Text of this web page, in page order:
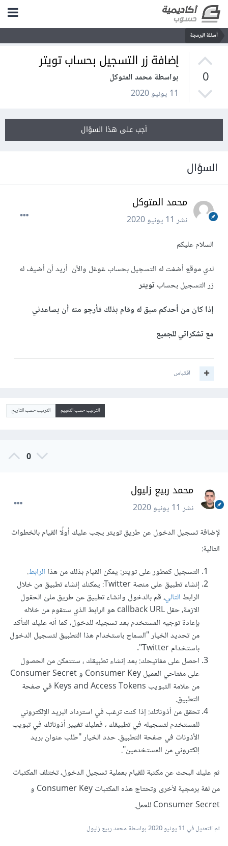
أسئلة البرمجة
0
إضافة زر التسجيل بحساب تويتر
بواسطة محمد المتوكل
11 يونيو 2020
أجب على هذا السؤال
السؤال
محمد المتوكل
نشر11 يونيو 2020
السلام عليكم
لدي موقع أضفت له التسجيل بحساب غوغل والآن أريد أن أضيف له
زر التسجيل بحساب تويتر
إذا كان من أحدكم سبق له وقام بذلك فأرجو منه أن يساعدني
مع تشكراتي للجميع
اقتباس
الترتيب حسب التقييم الترتيب حسب التاريخ
0
محمد ربيع زليول
نشر11 يونيو 2020
لإضافة تسجيل الدخول عن طريق تويتر يجب عليك أولًا القيام بالخطوات
التالية:
التسجيل كمطور على تويتر: يمكن القيام بذلك من هذا الرابط.
إنشاء تطبيق على منصة Twitter: يمكنك إنشاء تطبيق من خلال
الرابطالتالي، قم بالدخول وانشاء تطبيق عن طريق ملئ الحقول
الازمة، حقل callback URL هو الرابط الذي ستقوم من خلاله
بإعادة توجيه المستخدم بعد تسجيله للدخول، كما أنه عليك التأكد
من تحديد الخيار "السماح باستخدام هذا التطبيق لتسجيل الدخول
باستخدام Twitter".
احصل على مفاتيحك: بعد إنشاء تطبيقك ، ستتمكن من الحصول
على مفتاحي العميل Consumer Key و Consumer Secret
من علامة التبويب Keys and Access Tokens في صفحة
التطبيق.
تحقق من أذوناتك: إذا كنت ترغب في استرداد البريد الإلكتروني
للمستخدم لتسجيله في تطبيقك ، فعليك تغيير أذوناتك في تبويب
الأذونات في صفحة التطبيق. حدد الخيار "طلب عنوان بريد
إلكتروني من المستخدمين".
ثم عليك البحث عن مكتبة للقيام بعملية تسجيل الدخول، تختلف المكتبات
من لغة برمجية لأخرى وتحتاج هذه المكتبات Consumer Key و
Consumer Secret للعمل.
تم التعديل في 11 يونيو 2020 بواسطة محمد ربيع زليول